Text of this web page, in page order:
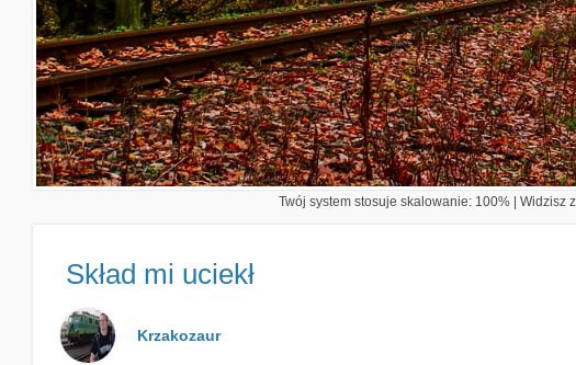
Twój system stosuje skalowanie: 100% |
Skład mi uciekł
Krzakozaur